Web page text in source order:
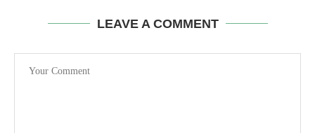
LEAVE A COMMENT